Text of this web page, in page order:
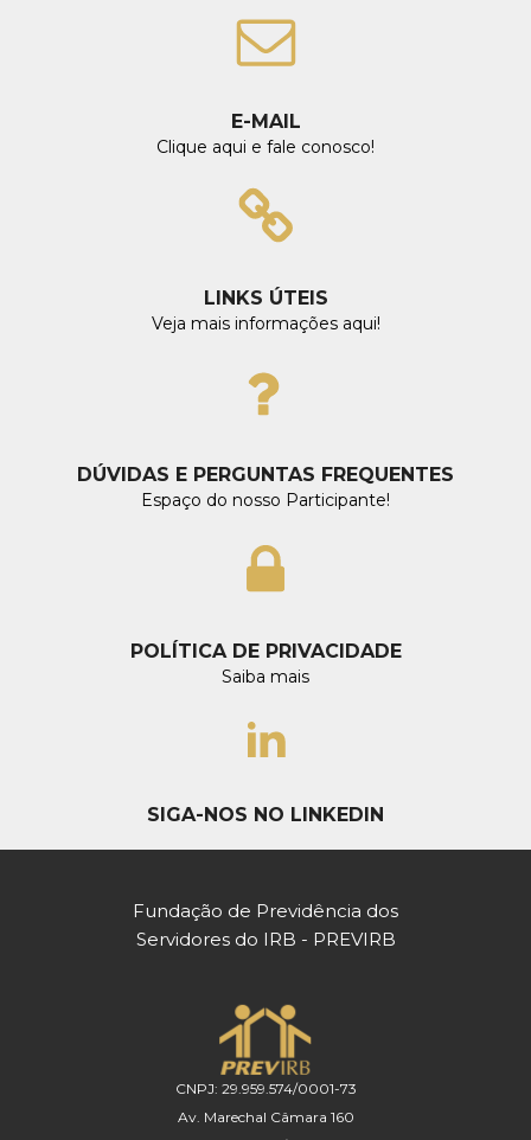
E-MAIL
Clique aqui e fale conosco!
LINKS ÚTEIS
Veja mais informações aqui!
DÚVIDAS E PERGUNTAS FREQUENTES
Espaço do nosso Participante!
POLÍTICA DE PRIVACIDADE
Saiba mais
SIGA-NOS NO LINKEDIN
Fundação de Previdência dos
Servidores do IRB - PREVIRB
CNPJ: 29.959.574/0001-73
Av. Marechal Câmara 160